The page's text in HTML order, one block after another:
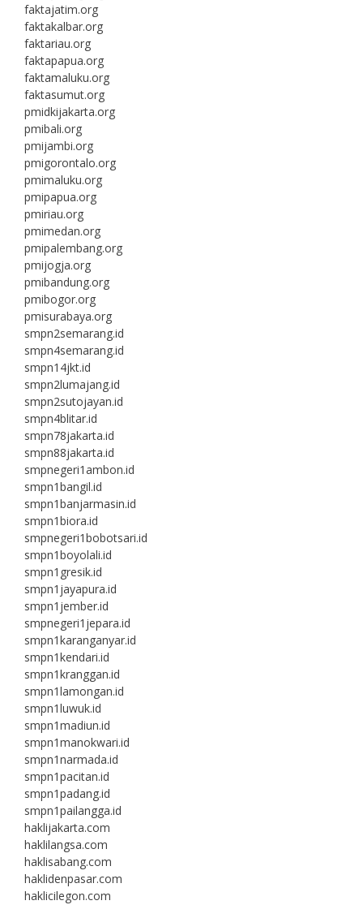
faktajatim.org
faktakalbar.org
faktariau.org
faktapapua.org
faktamaluku.org
faktasumut.org
pmidkijakarta.org
pmibali.org
pmijambi.org
pmigorontalo.org
pmimaluku.org
pmipapua.org
pmiriau.org
pmimedan.org
pmipalembang.org
pmijogja.org
pmibandung.org
pmibogor.org
pmisurabaya.org
smpn2semarang.id
smpn4semarang.id
smpn14jkt.id
smpn2lumajang.id
smpn2sutojayan.id
smpn4blitar.id
smpn78jakarta.id
smpn88jakarta.id
smpnegeri1ambon.id
smpn1bangil.id
smpn1banjarmasin.id
smpn1biora.id
smpnegeri1bobotsari.id
smpn1boyolali.id
smpn1gresik.id
smpn1jayapura.id
smpn1jember.id
smpnegeri1jepara.id
smpn1karanganyar.id
smpn1kendari.id
smpn1kranggan.id
smpn1lamongan.id
smpn1luwuk.id
smpn1madiun.id
smpn1manokwari.id
smpn1narmada.id
smpn1pacitan.id
smpn1padang.id
smpn1pailangga.id
haklijakarta.com
haklilangsa.com
haklisabang.com
haklidenpasar.com
haklicilegon.com